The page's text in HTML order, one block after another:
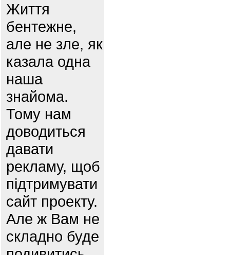
Життя
бентежне,
але не зле, як
казала одна
наша
знайома.
Тому нам
доводиться
давати
рекламу, щоб
підтримувати
сайт проекту.
Але ж Вам не
складно буде